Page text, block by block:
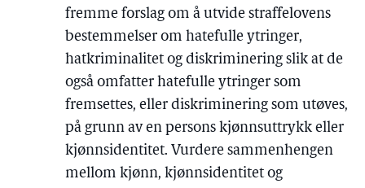
fremme forslag om å utvide straffelovens
bestemmelser om hatefulle ytringer,
hatkriminalitet og diskriminering slik at de
også omfatter hatefulle ytringer som
fremsettes, eller diskriminering som utøves,
på grunn av en persons kjønnsuttrykk eller
kjønnsidentitet. Vurdere sammenhengen
mellom kjønn, kjønnsidentitet og